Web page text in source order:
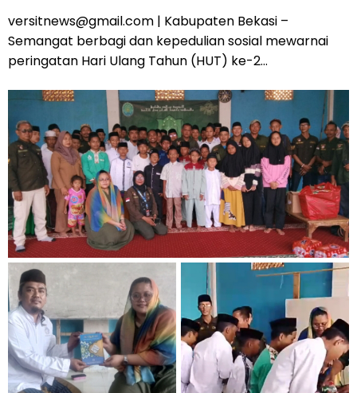
versitnews@gmail.com | Kabupaten Bekasi –
Semangat berbagi dan kepedulian sosial mewarnai
peringatan Hari Ulang Tahun (HUT) ke-2...